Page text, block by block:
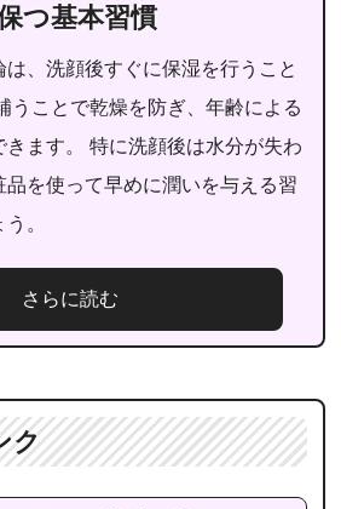
つ基本習慣
は、洗顔後すぐに保湿を行うこと
うことで乾燥を防ぎ、年齢による
きます。 特に洗顔後は水分が失わ
品を使って早めに潤いを与える習
。
さらに読む
ク